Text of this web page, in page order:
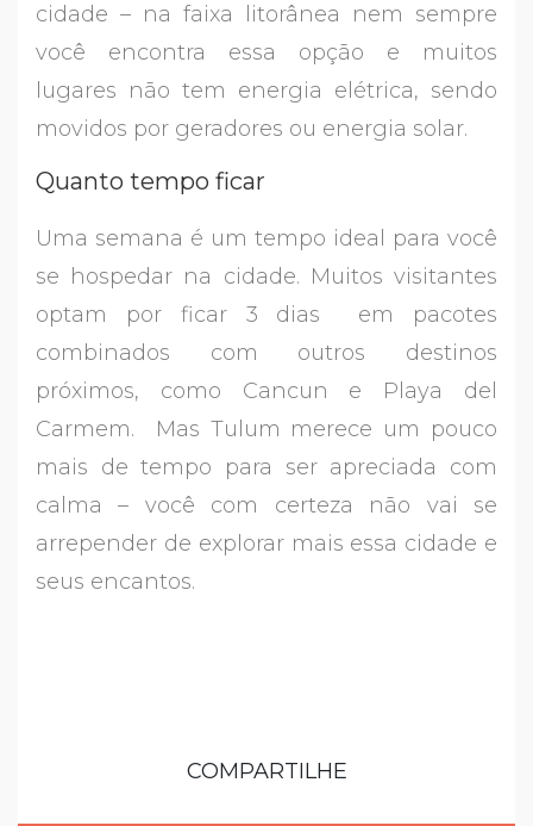
cidade – na faixa litorânea nem sempre
você encontra essa opção e muitos
lugares não tem energia elétrica, sendo
movidos por geradores ou energia solar.
Quanto tempo ficar
Uma semana é um tempo ideal para você
se hospedar na cidade. Muitos visitantes
optam por ficar 3 dias em pacotes
combinados com outros destinos
próximos, como Cancun e Playa del
Carmem. Mas Tulum merece um pouco
mais de tempo para ser apreciada com
calma – você com certeza não vai se
arrepender de explorar mais essa cidade e
seus encantos.
COMPARTILHE